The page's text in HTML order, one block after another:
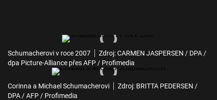
Schumacherovi v roce 2007
Zdroj: CARMEN JASPERSEN / DPA /
dpa Picture-Alliance přes AFP / Profimedia
Corinna a Michael Schumacherovi
Zdroj: BRITTA PEDERSEN /
DPA / AFP / Profimedia